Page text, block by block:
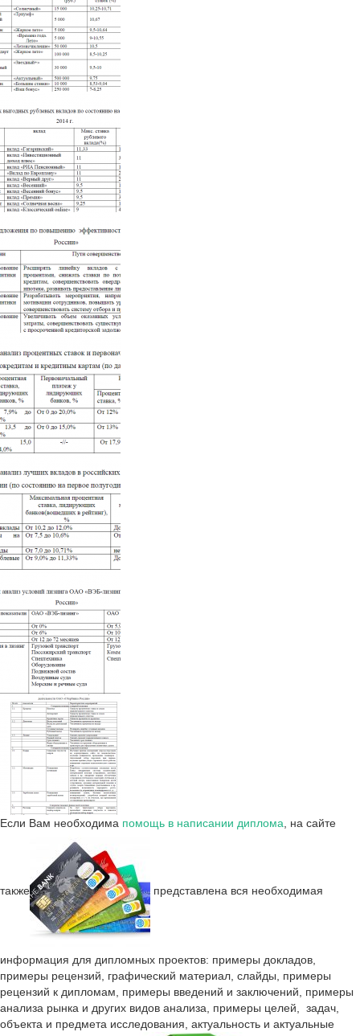
Если Вам необходима помощь в написании диплома , на сайте
также представлена вся необходимая
информация для дипломных проектов: примеры докладов,
примеры рецензий, графический материал, слайды, примеры
рецензий к дипломам, примеры введений и заключений, примеры
анализа рынка и других видов анализа, примеры целей, задач,
объекта и предмета исследования, актуальность и актуальные